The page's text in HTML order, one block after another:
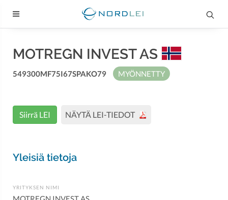
MOTREGN INVEST AS
549300MF75I67SPAKO79 MYÖNNETTY
Siirrä LEI NÄYTÄ LEI-TIEDOT
Yleisiä tietoja
YRITYKSEN NIMI